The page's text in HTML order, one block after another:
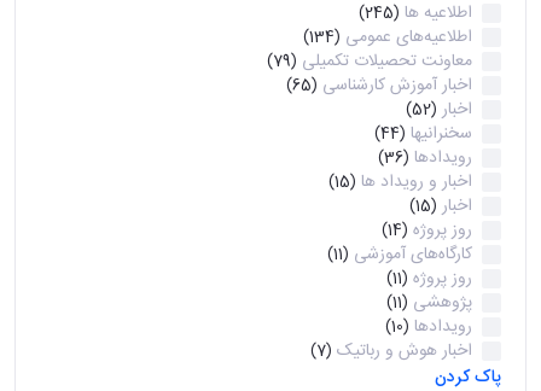
اطلاعیه ها (245)
اطلاعیه‌های عمومی (134)
معاونت تحصیلات تکمیلی (79)
اخبار آموزش کارشناسی (65)
اخبار (52)
سخنرانیها (44)
رویدادها (36)
اخبار و رویداد ها (15)
اخبار (15)
روز پروژه (14)
کارگاه‌های آموزشی (11)
روز پروژه (11)
پژوهشی (11)
رویدادها (10)
اخبار هوش و رباتیک (7)
پاک کردن